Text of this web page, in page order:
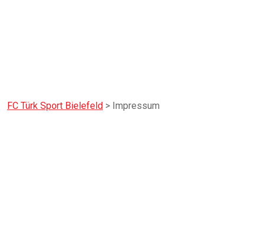
FC Türk Sport Bielefeld > Impressum